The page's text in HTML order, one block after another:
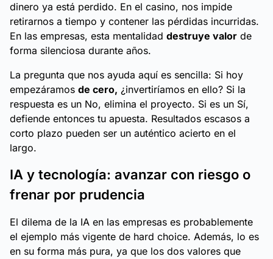
dinero ya está perdido. En el casino, nos impide
retirarnos a tiempo y contener las pérdidas incurridas.
En las empresas, esta mentalidad destruye valor de
forma silenciosa durante años.
La pregunta que nos ayuda aquí es sencilla: Si hoy
empezáramos de cero, ¿invertiríamos en ello? Si la
respuesta es un No, elimina el proyecto. Si es un Sí,
defiende entonces tu apuesta. Resultados escasos a
corto plazo pueden ser un auténtico acierto en el
largo.
IA y tecnología: avanzar con riesgo o
frenar por prudencia
El dilema de la IA en las empresas es probablemente
el ejemplo más vigente de hard choice. Además, lo es
en su forma más pura, ya que los dos valores que